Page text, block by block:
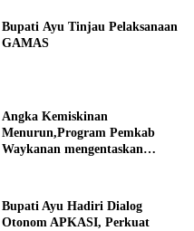
Bupati Ayu Tinjau Pelaksanaan
GAMAS
Angka Kemiskinan
Menurun,Program Pemkab
Waykanan mengentaskan
Bupati Ayu Hadiri Dialog
Otonom APKASI, Perkuat